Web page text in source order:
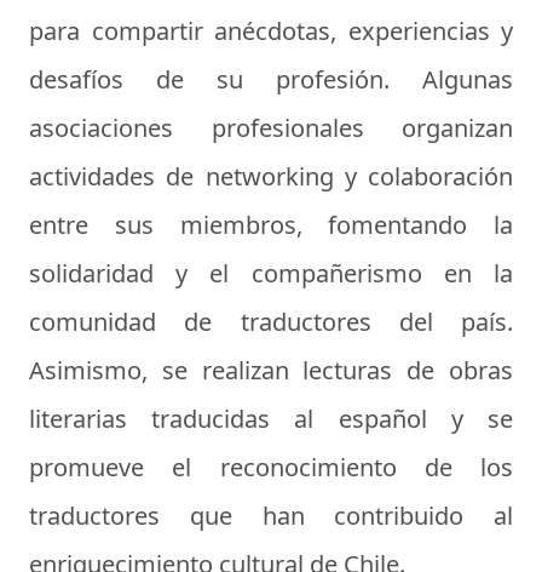
para compartir anécdotas, experiencias y
desafíos de su profesión. Algunas
asociaciones profesionales organizan
actividades de networking y colaboración
entre sus miembros, fomentando la
solidaridad y el compañerismo en la
comunidad de traductores del país.
Asimismo, se realizan lecturas de obras
literarias traducidas al español y se
promueve el reconocimiento de los
traductores que han contribuido al
enriquecimiento cultural de Chile.